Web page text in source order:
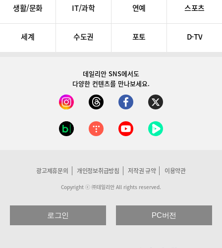
생활/문화 IT/과학 연예 스포츠
세계 수도권 포토 D-TV
데일리안 SNS에서도
다양한 컨텐츠를 만나보세요.
광고제휴문의 개인정보취급방침 저작권 규약 이용약관
Copyright ⓒ ㈜데일리안 All rights reserved.
로그인 PC버전